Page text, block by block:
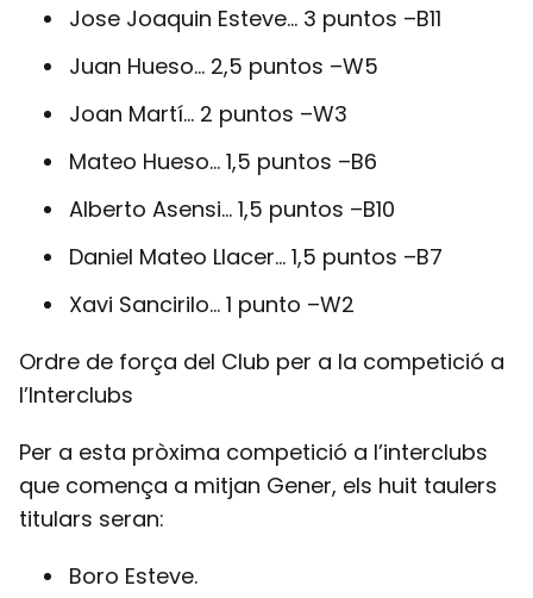
Jose Joaquin Esteve… 3 puntos –B11
Juan Hueso… 2,5 puntos –W5
Joan Martí… 2 puntos –W3
Mateo Hueso… 1,5 puntos –B6
Alberto Asensi… 1,5 puntos –B10
Daniel Mateo Llacer… 1,5 puntos –B7
Xavi Sancirilo… 1 punto –W2
Ordre de força del Club per a la competició a
l’Interclubs
Per a esta pròxima competició a l’interclubs
que comença a mitjan Gener, els huit taulers
titulars seran:
Boro Esteve.